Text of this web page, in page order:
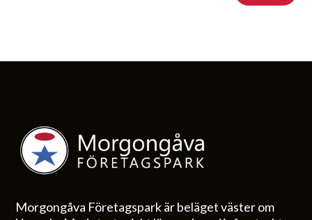
Morgongåva Företagspark är beläget väster om